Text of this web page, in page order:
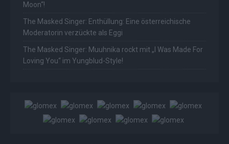
Moon“!
The Masked Singer: Enthüllung: Eine österreichische
Moderatorin verzückte als Eggi
The Masked Singer: Muuhnika rockt mit „I Was Made For
Loving You“ im Yungblud-Style!